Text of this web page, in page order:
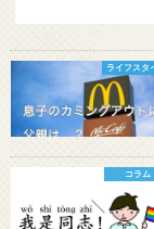
ライフスタ
コラム